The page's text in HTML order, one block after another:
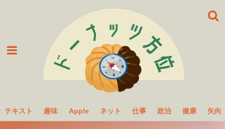
テキスト 趣味 Apple ネット 仕事 政治 健康 矢向